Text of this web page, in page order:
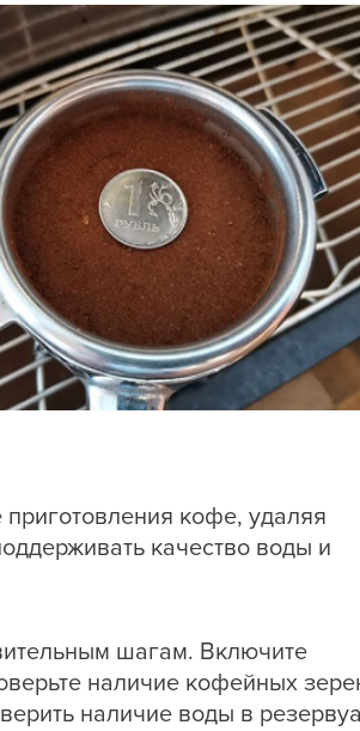
кофе, удаляя
качество воды и
шагам. Включите
наличие кофейных
наличие воды в